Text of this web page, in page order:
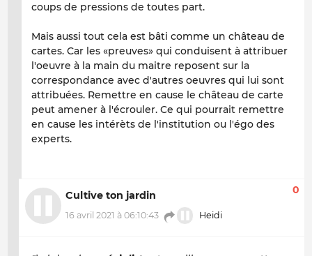
coups de pressions de toutes part.
Mais aussi tout cela est bâti comme un château de
cartes. Car les «preuves» qui conduisent à attribuer
l'oeuvre à la main du maitre reposent sur la
correspondance avec d'autres oeuvres qui lui sont
attribuées. Remettre en cause le château de carte
peut amener à l'écrouler. Ce qui pourrait remettre
en cause les intérèts de l'institution ou l'égo des
experts.
Cultive ton jardin
16 avril 2021 à 06:10:43 Heidi
0